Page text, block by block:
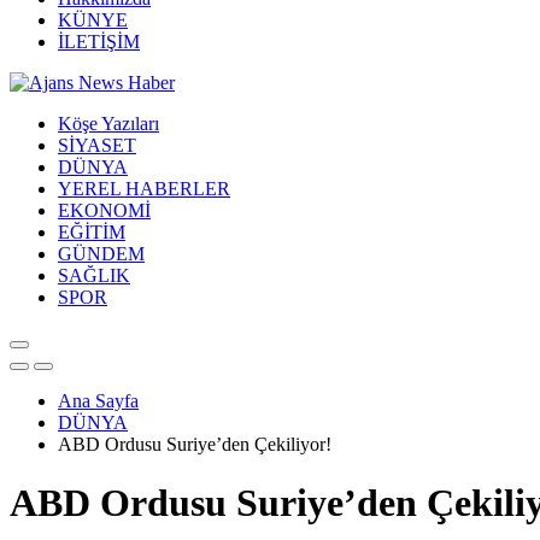
KÜNYE
İLETİŞİM
Köşe Yazıları
SİYASET
DÜNYA
YEREL HABERLER
EKONOMİ
EĞİTİM
GÜNDEM
SAĞLIK
SPOR
Ana Sayfa
DÜNYA
ABD Ordusu Suriye’den Çekiliyor!
ABD Ordusu Suriye’den